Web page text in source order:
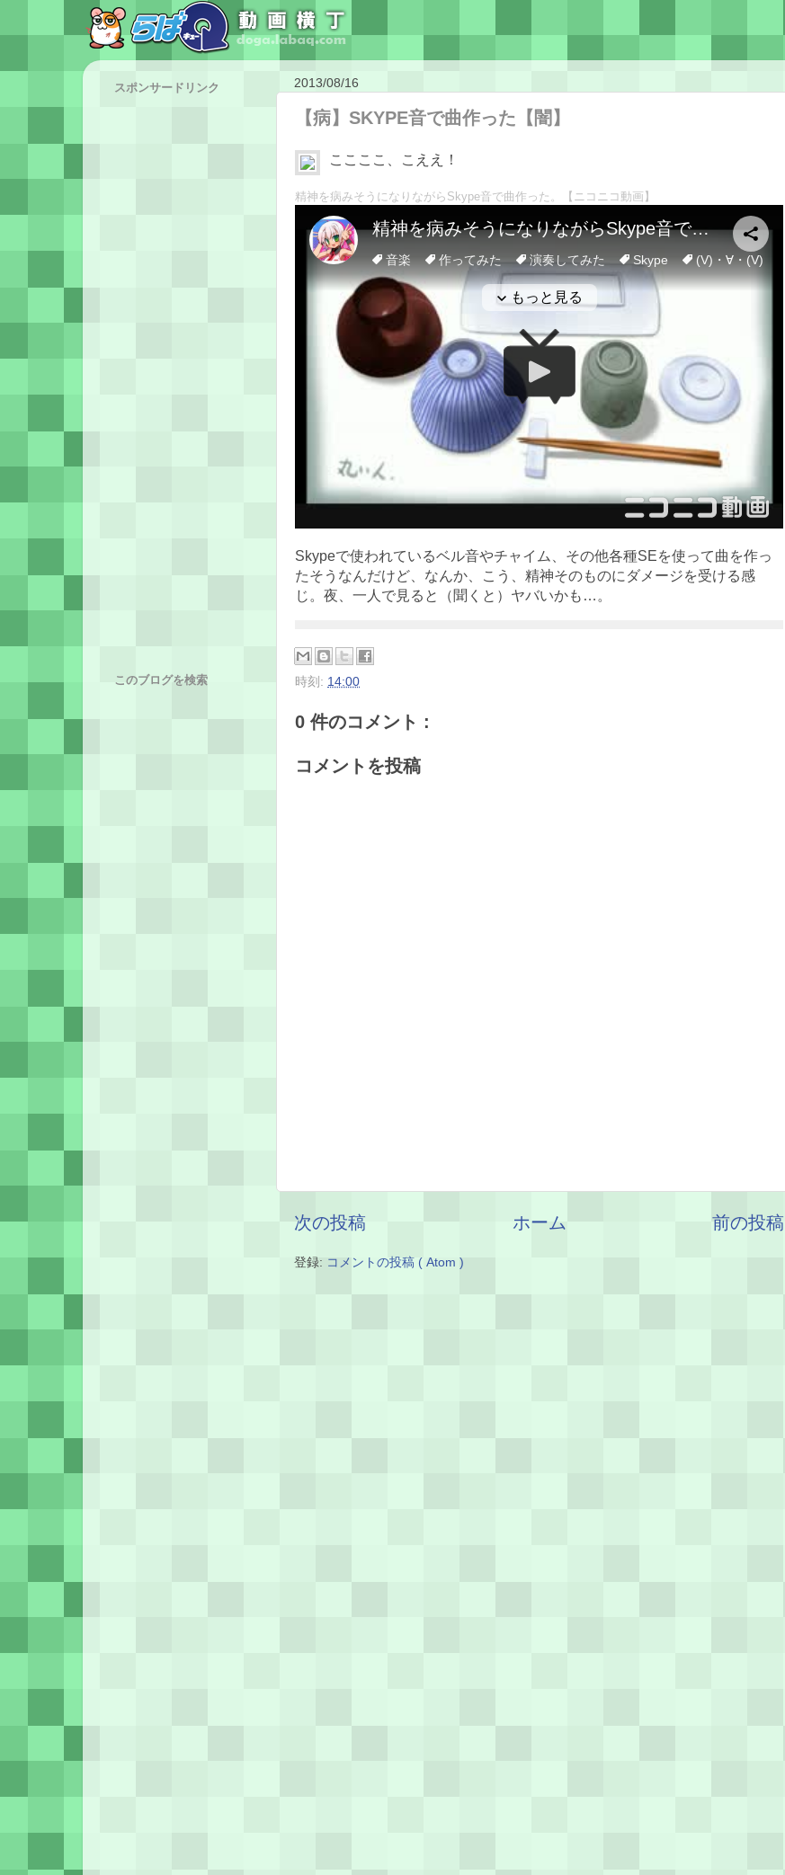
2013/08/16
【病】SKYPE音で曲作った【闇】
ここここ、こええ！
精神を病みそうになりながらSkype音で曲作った。 【ニコニコ動画】
Skypeで使われているベル音やチャイム、その他各種SEを使って曲を作っ
たそうなんだけど、なんか、こう、精神そのものにダメージを受ける感
じ。夜、一人で見ると（聞くと）ヤバいかも…。
時刻: 14:00
0 件のコメント :
コメントを投稿
次の投稿 前の投稿
ホーム
登録: コメントの投稿 ( Atom )
スポンサードリンク
このブログを検索